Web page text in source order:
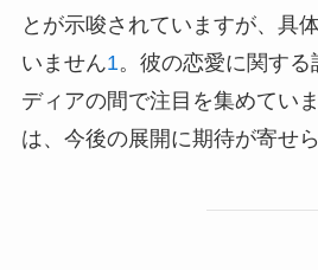
とが示唆されていますが、具
いません1。彼の恋愛に関す
ディアの間で注目を集めてい
は、今後の展開に期待が寄せ